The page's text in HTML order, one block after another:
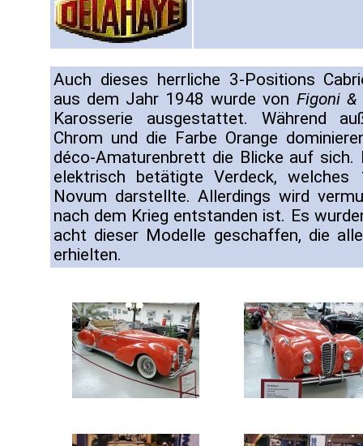
Auch dieses herrliche 3-Positions
aus dem Jahr 1948 wurde von Figoni &
Karosserie ausgestattet. Während
Chrom und die Farbe Orange
déco-Amaturenbrett die Blicke auf sich.
elektrisch betätigte Verdeck,
Novum darstellte. Allerdings wird
nach dem Krieg entstanden ist. Es
acht dieser Modelle geschaffen, die
erhielten.